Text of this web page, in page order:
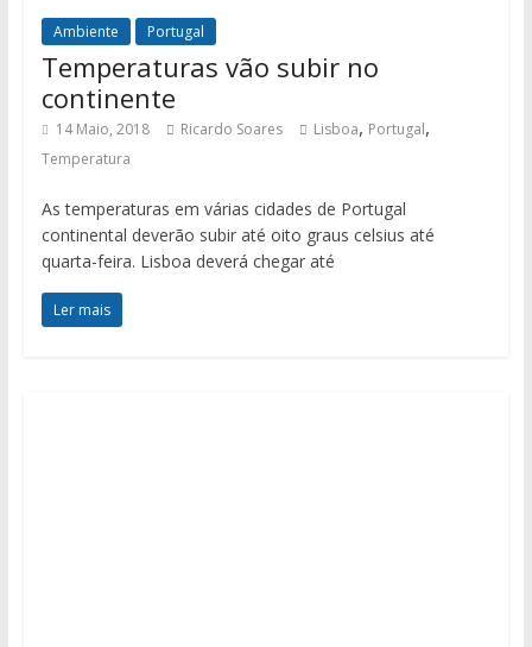
Ambiente Portugal
Temperaturas vão subir no
continente
14 Maio, 2018 Ricardo Soares Lisboa, Portugal,
Temperatura
As temperaturas em várias cidades de Portugal
continental deverão subir até oito graus celsius até
quarta-feira. Lisboa deverá chegar até
Ler mais